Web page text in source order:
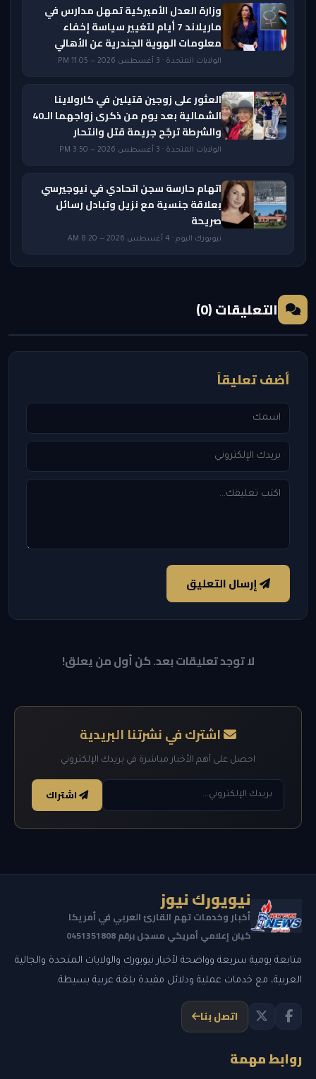
وزارة العدل الأميركية تمهل مدارس في
ماريلاند 7 أيام لتغيير سياسة إخفاء
معلومات الهوية الجندرية عن الأهالي
الولايات المتحدة · 3 أغسطس 2026 — 11:05 PM
العثور على زوجين قتيلين في كارولاينا
الشمالية بعد يوم من ذكرى زواجهما الـ40
والشرطة ترجّح جريمة قتل وانتحار
الولايات المتحدة · 3 أغسطس 2026 — 3:50 PM
اتهام حارسة سجن اتحادي في نيوجيرسي
بعلاقة جنسية مع نزيل وتبادل رسائل
صريحة
نيويورك اليوم · 4 أغسطس 2026 — 8:20 AM
التعليقات (0)
أضف تعليقاً
إرسال التعليق
لا توجد تعليقات بعد. كن أول من يعلق!
اشترك في نشرتنا البريدية
احصل على أهم الأخبار مباشرة في بريدك الإلكتروني
اشتراك
نيويورك نيوز
أخبار وخدمات تهم القارئ العربي في أمريكا
كيان إعلامي أمريكي مسجل برقم 0451351808
متابعة يومية سريعة وواضحة لأخبار نيويورك والولايات المتحدة والجالية
العربية، مع خدمات عملية ودلائل مفيدة بلغة عربية بسيطة.
اتصل بنا
روابط مهمة